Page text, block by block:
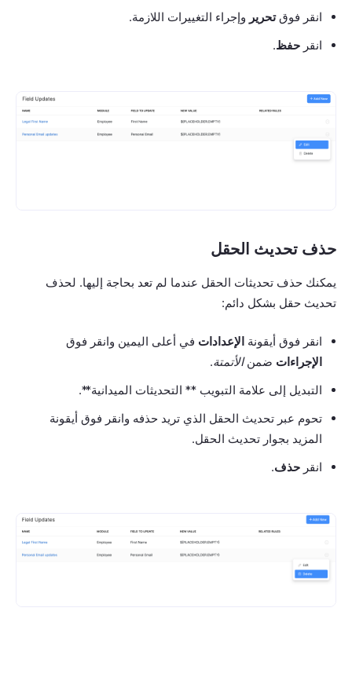
انقر فوقتحرير وإجراء التغييرات اللازمة.
انقر حفظ.
حذف تحديث الحقل
يمكنك حذف تحديثات الحقل عندما لم تعد بحاجة إليها. لحذف
تحديث حقل بشكل دائم:
انقر فوق أيقونة الإعدادات في أعلى اليمين وانقر فوق
الإجراءات ضمنالأتمتة.
التبديل إلى علامة التبويب ** التحديثات الميدانية**.
تحوم عبر تحديث الحقل الذي تريد حذفه وانقر فوق أيقونة
المزيد بجوار تحديث الحقل.
انقر حذف.